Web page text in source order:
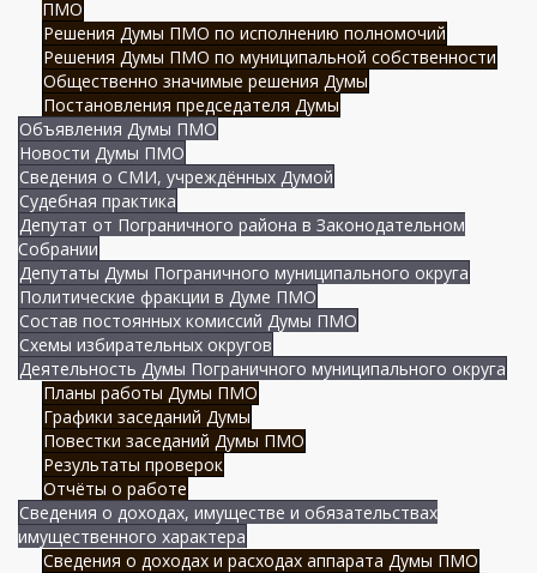
ПМО
Решения Думы ПМО по исполнению полномочий
Решения Думы ПМО по муниципальной собственности
Общественно значимые решения Думы
Постановления председателя Думы
Объявления Думы ПМО
Новости Думы ПМО
Сведения о СМИ, учреждённых Думой
Судебная практика
Депутат от Пограничного района в Законодательном
Собрании
Депутаты Думы Пограничного муниципального округа
Политические фракции в Думе ПМО
Состав постоянных комиссий Думы ПМО
Схемы избирательных округов
Деятельность Думы Пограничного муниципального округа
Планы работы Думы ПМО
Графики заседаний Думы
Повестки заседаний Думы ПМО
Результаты проверок
Отчёты о работе
Сведения о доходах, имуществе и обязательствах
имущественного характера
Сведения о доходах и расходах аппарата Думы ПМО